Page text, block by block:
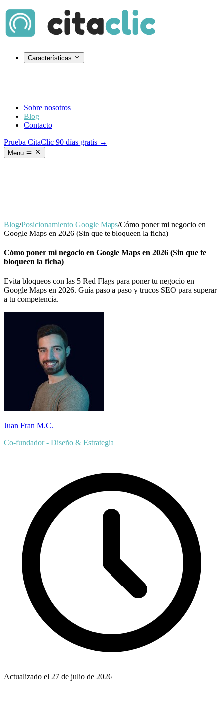
Características
Sobre nosotros
Blog
Contacto
Prueba CitaClic 90 días gratis →
Menu
Blog/Posicionamiento Google Maps/Cómo poner mi negocio en
Google Maps en 2026 (Sin que te bloqueen la ficha)
Cómo poner mi negocio en Google Maps en 2026 (Sin que te
bloqueen la ficha)
Evita bloqueos con las 5 Red Flags para poner tu negocio en
Google Maps en 2026. Guía paso a paso y trucos SEO para superar
a tu competencia.
Juan Fran M.C.
Co-fundador - Diseño & Estrategia
Actualizado el 27 de julio de 2026